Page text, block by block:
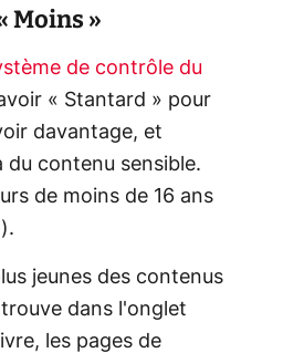
Moins »
de contrôle du
« Stantard » pour
davantage, et
du contenu sensible.
de moins de 16 ans
jeunes des contenus
dans l'onglet
les pages de